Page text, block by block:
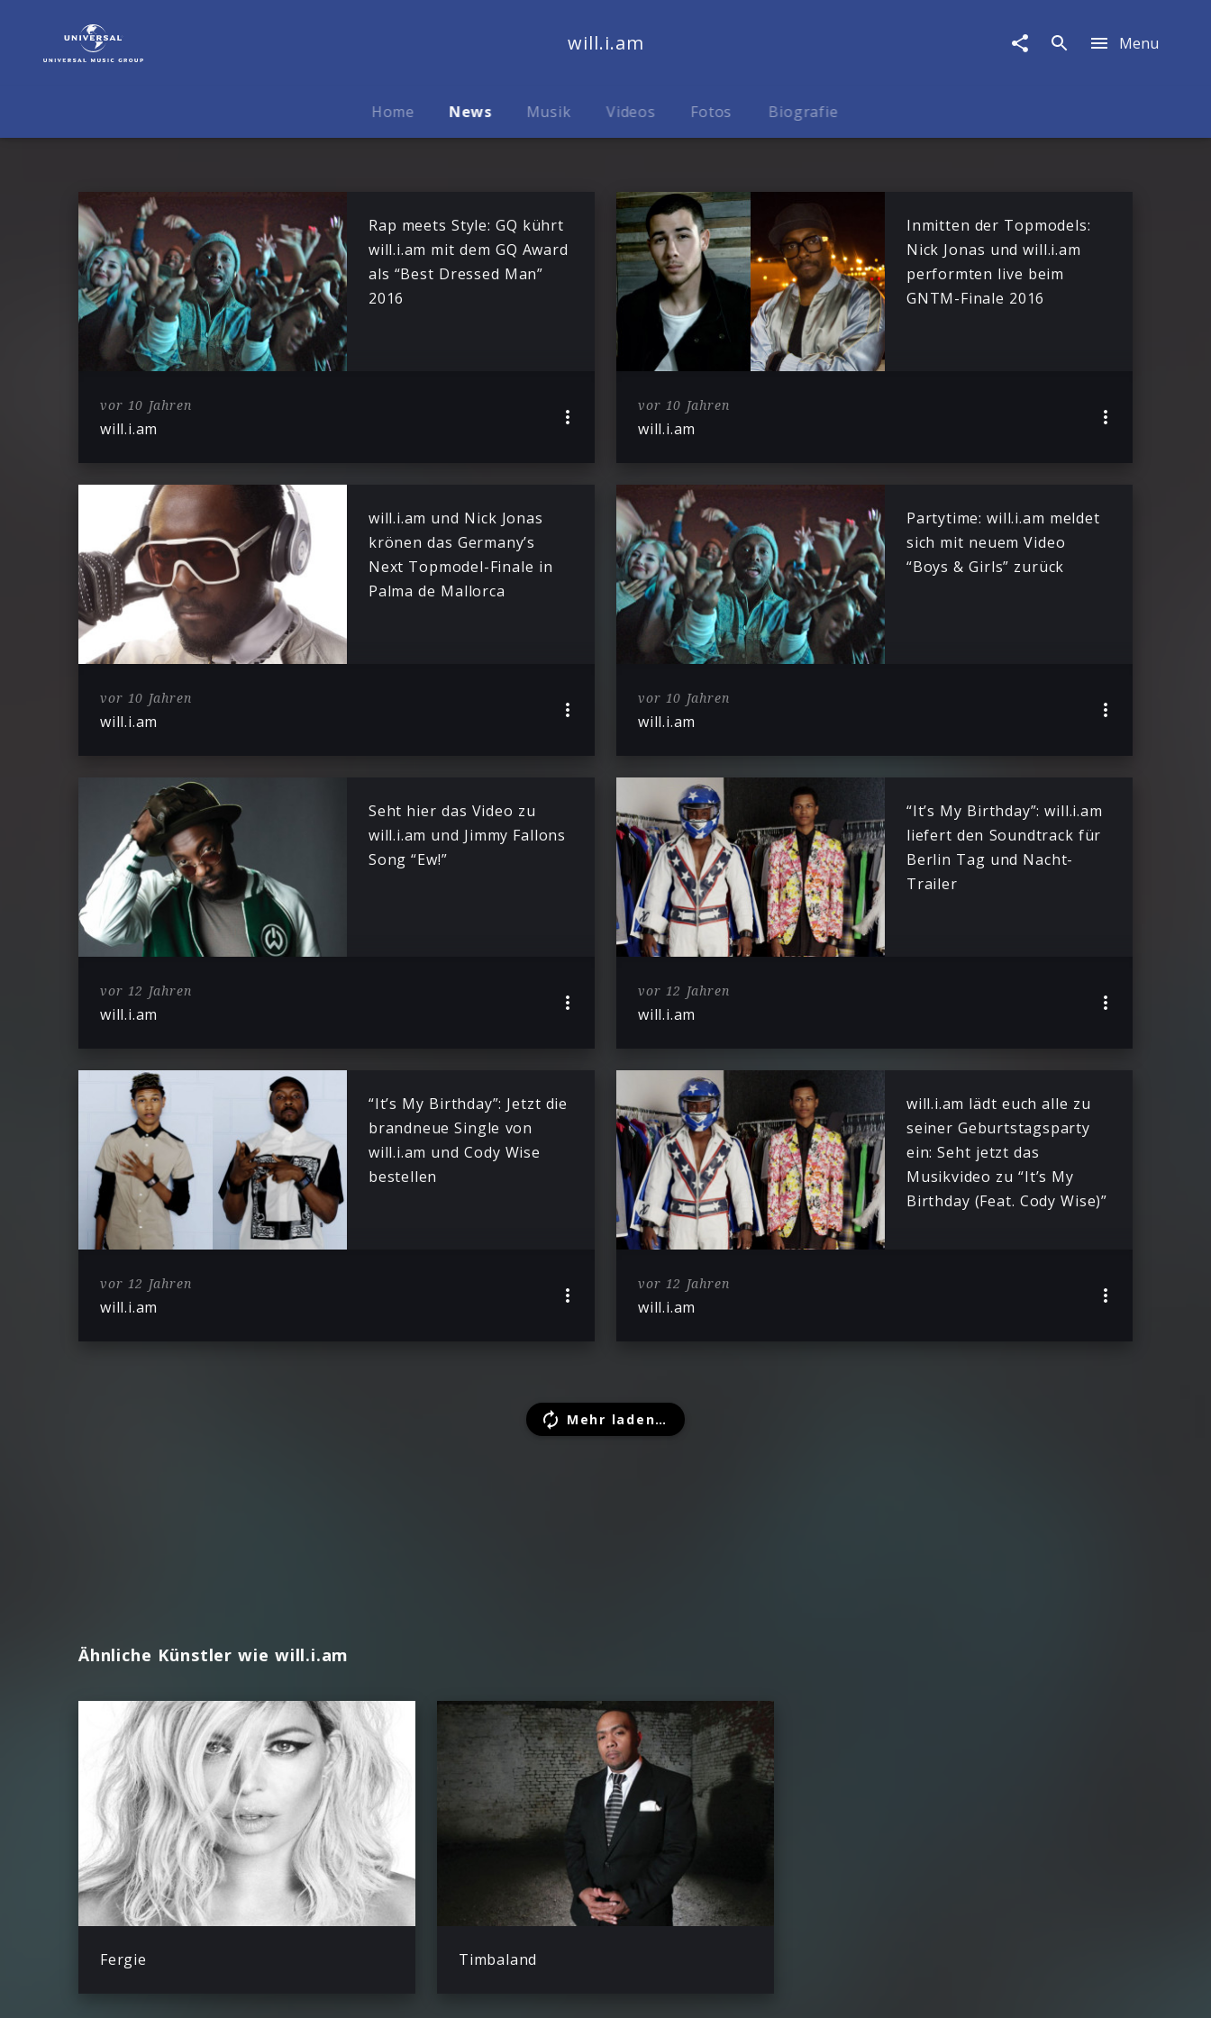
will.i.am Menu
Home News Musik Videos Fotos Biografie
Rap meets Style: GQ kührt
will.i.am mit dem GQ Award
als “Best Dressed Man”
2016
vor 10 Jahren
will.i.am
Inmitten der Topmodels:
Nick Jonas und will.i.am
performten live beim
GNTM-Finale 2016
vor 10 Jahren
will.i.am
will.i.am und Nick Jonas
krönen das Germany’s
Next Topmodel-Finale in
Palma de Mallorca
vor 10 Jahren
will.i.am
Partytime: will.i.am meldet
sich mit neuem Video
“Boys & Girls” zurück
vor 10 Jahren
will.i.am
Seht hier das Video zu
will.i.am und Jimmy Fallons
Song “Ew!”
vor 12 Jahren
will.i.am
“It’s My Birthday”: will.i.am
liefert den Soundtrack für
Berlin Tag und Nacht-
Trailer
vor 12 Jahren
will.i.am
“It’s My Birthday”: Jetzt die
brandneue Single von
will.i.am und Cody Wise
bestellen
vor 12 Jahren
will.i.am
will.i.am lädt euch alle zu
seiner Geburtstagsparty
ein: Seht jetzt das
Musikvideo zu “It’s My
Birthday (Feat. Cody Wise)”
vor 12 Jahren
will.i.am
Mehr laden…
Ähnliche Künstler wie will.i.am
Fergie Timbaland